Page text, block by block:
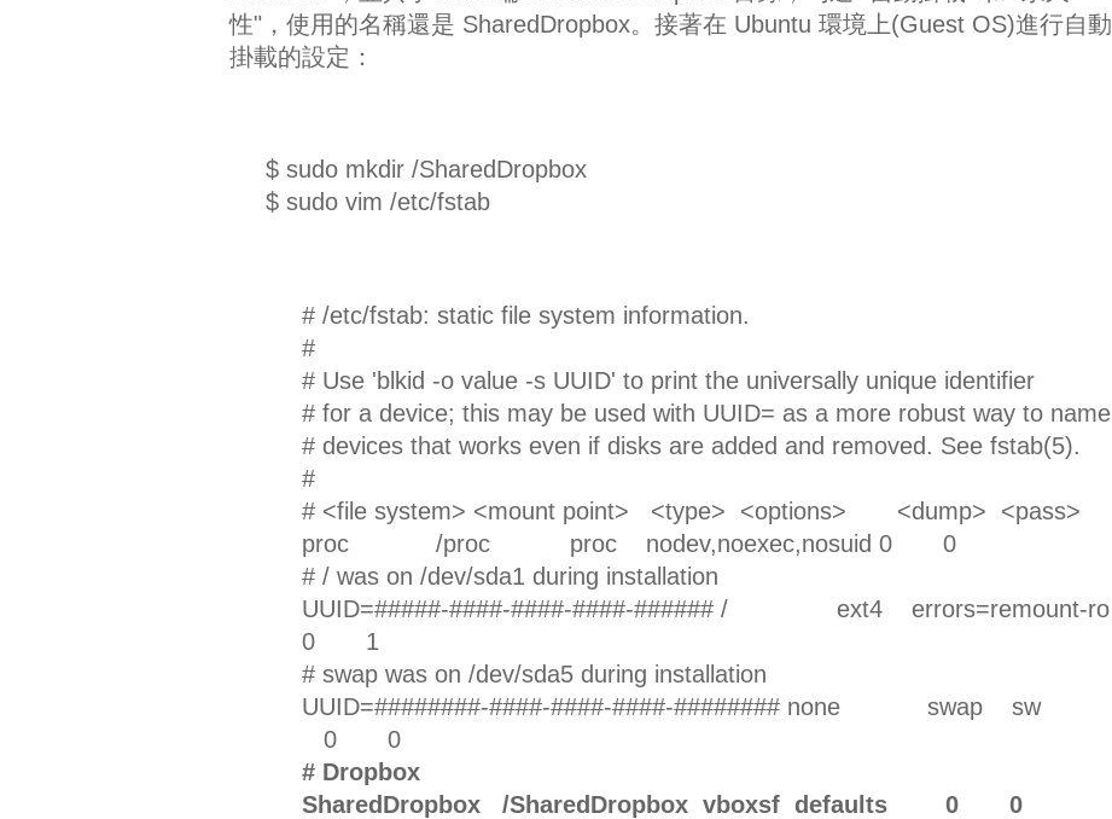
性"，使用的名稱還是 SharedDropbox。接著在 Ubuntu 環境上(Guest OS)進行自動
掛載的設定：
$ sudo mkdir /SharedDropbox
$ sudo vim /etc/fstab
# /etc/fstab: static file system information.
#
# Use 'blkid -o value -s UUID' to print the universally unique identifier
# for a device; this may be used with UUID= as a more robust way to name
# devices that works even if disks are added and removed. See fstab(5).
#
# <file system> <mount point> <type> <options> <dump> <pass>
proc /proc proc nodev,noexec,nosuid 0 0
# / was on /dev/sda1 during installation
UUID=#####-####-####-####-###### / ext4 errors=remount-ro
0 1
# swap was on /dev/sda5 during installation
UUID=########-####-####-####-######## none swap sw
0 0
# Dropbox
SharedDropbox /SharedDropbox vboxsf defaults 0 0